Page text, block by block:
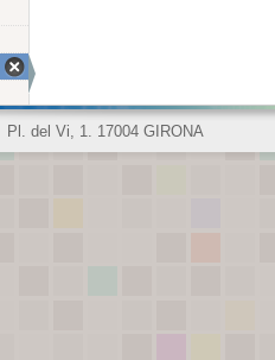
Pl. del Vi, 1. 17004 GIRONA